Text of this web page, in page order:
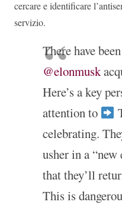
cercare e identificare
servizio.
There have
@elonmusk
Here’s a key
attention to
celebrating.
usher in a
that they’ll
This is